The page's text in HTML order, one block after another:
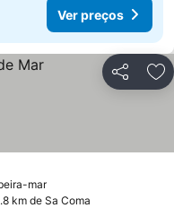
Ver preços
Partilhar
marVer preços
km de Sa Coma